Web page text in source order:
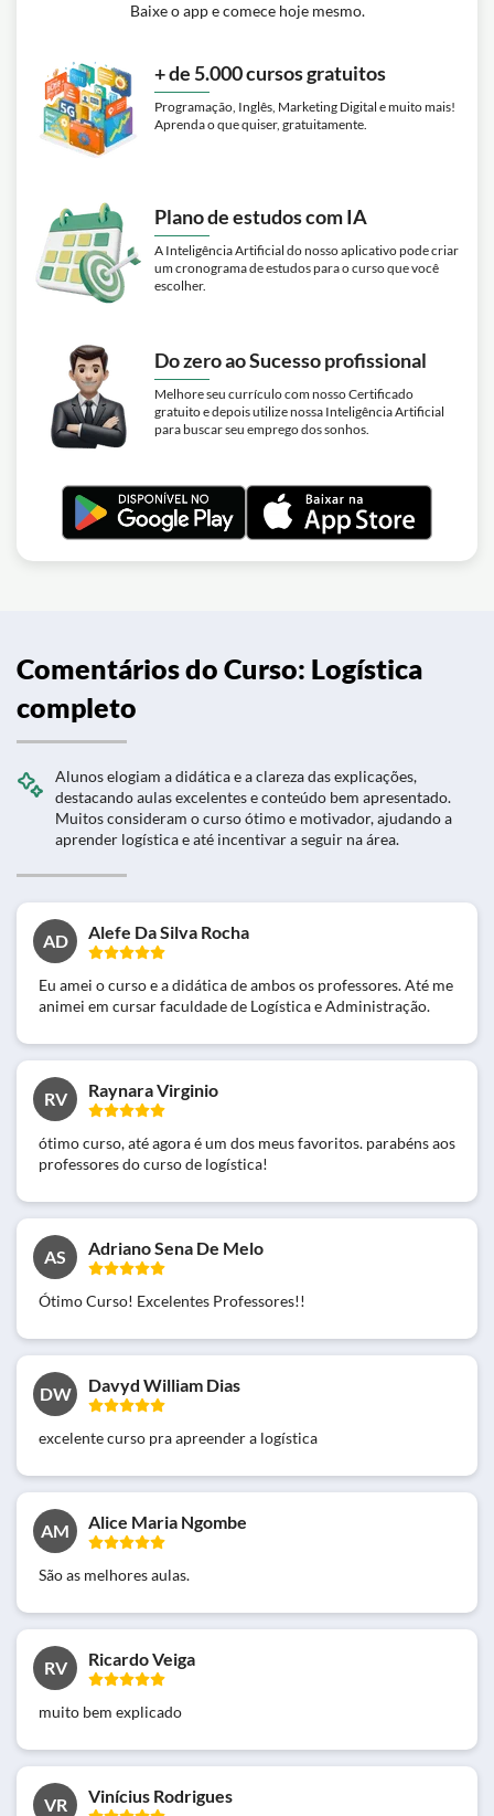
Baixe o app e comece hoje mesmo.
+ de 5.000 cursos gratuitos
Programação, Inglês, Marketing Digital e muito mais!
Aprenda o que quiser, gratuitamente.
Plano de estudos com IA
A Inteligência Artificial do nosso aplicativo pode criar
um cronograma de estudos para o curso que você
escolher.
Do zero ao Sucesso profissional
Melhore seu currículo com nosso Certificado
gratuito e depois utilize nossa Inteligência Artificial
para buscar seu emprego dos sonhos.
Comentários do Curso: Logística
completo
Alunos elogiam a didática e a clareza das explicações,
destacando aulas excelentes e conteúdo bem apresentado.
Muitos consideram o curso ótimo e motivador, ajudando a
aprender logística e até incentivar a seguir na área.
AD Alefe Da Silva Rocha
Eu amei o curso e a didática de ambos os professores. Até me
animei em cursar faculdade de Logística e Administração.
RV Raynara Virginio
ótimo curso, até agora é um dos meus favoritos. parabéns aos
professores do curso de logística!
AS Adriano Sena De Melo
Ótimo Curso! Excelentes Professores!!
DW Davyd William Dias
excelente curso pra apreender a logística
AM Alice Maria Ngombe
São as melhores aulas.
RV Ricardo Veiga
muito bem explicado
VR Vinícius Rodrigues